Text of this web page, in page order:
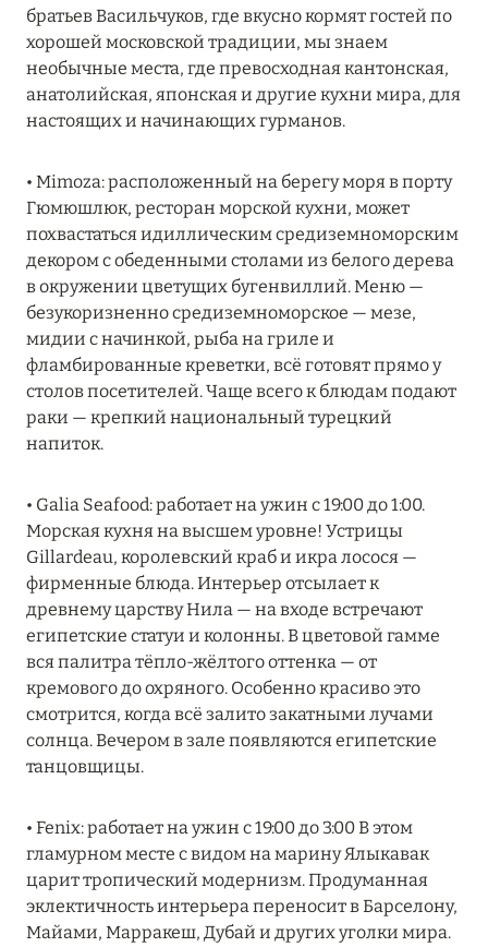
MARCH GRAND ESCAPE: ПРЕДЛОЖЕНИЕ ОТ Á
LA CARTE PREMIUM ПО ОТЕЛЮ WALDORF
ASTORIA MALDIVES ITHAAFUSHI, МАЛЬДИВЫ
12 ноября 2025
MANDARIN ORIENTAL JUMEIRA — SUITE
NOVEMBER
Подробнее
13 мая 2025
ЗАБРОНИРУЙТЕ FOUR SEASONS RESORT
DUBAI AT JUMEIRAH BEACH ПО ЛУЧШИМ
Подробнее
04 апреля 2025
ATLANTIS THE PALM: НОВЫЙ ПАКЕТ
НАПИТКОВ ДЛЯ HB И FB
Подробнее
13 февраля 2025
СКИДКИ ДО 30 % ОТ СУММЫ КОНТРАКТА НА
РАЗМЕЩЕНИЕ ВЕСНОЙ
Подробнее
братьев Васильчуков, где вкусно кормят гостей по
хорошей московской традиции, мы знаем
необычные места, где превосходная кантонская,
анатолийская, японская и другие кухни мира, для
настоящих и начинающих гурманов.
• Mimoza: расположенный на берегу моря в порту
Гюмюшлюк, ресторан морской кухни, может
похвастаться идиллическим средиземноморским
декором с обеденными столами из белого дерева
в окружении цветущих бугенвиллий. Меню —
безукоризненно средиземноморское — мезе,
мидии с начинкой, рыба на гриле и
фламбированные креветки, всё готовят прямо у
столов посетителей. Чаще всего к блюдам подают
раки — крепкий национальный турецкий
напиток.
• Galia Seafood: работает на ужин с 19:00 до 1:00.
Морская кухня на высшем уровне! Устрицы
Gillardeau, королевский краб и икра лосося —
фирменные блюда. Интерьер отсылает к
древнему царству Нила — на входе встречают
египетские статуи и колонны. В цветовой гамме
вся палитра тёпло-жёлтого оттенка — от
кремового до охряного. Особенно красиво это
смотрится, когда всё залито закатными лучами
солнца. Вечером в зале появляются египетские
танцовщицы.
• Fenix: работает на ужин с 19:00 до 3:00 В этом
гламурном месте с видом на марину Ялыкавак
царит тропический модернизм. Продуманная
эклектичность интерьера переносит в Барселону,
Майами, Марракеш, Дубай и других уголки мира.